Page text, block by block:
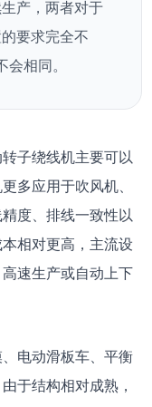
产，两者对于
要求完全不
相同。
子绕线机主要可以
多应用于吹风机、
度、排线一致性以
相对更高，主流设
速生产或自动上下
电动滑板车、平衡
于结构相对成熟，